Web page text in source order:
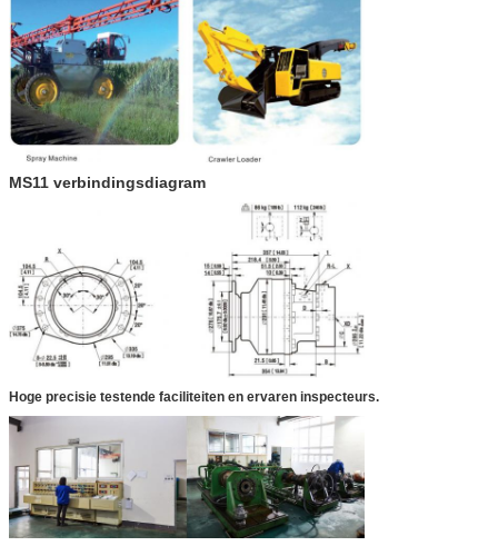
MS11 verbindingsdiagram
Hoge precisie testende faciliteiten en ervaren inspecteurs.